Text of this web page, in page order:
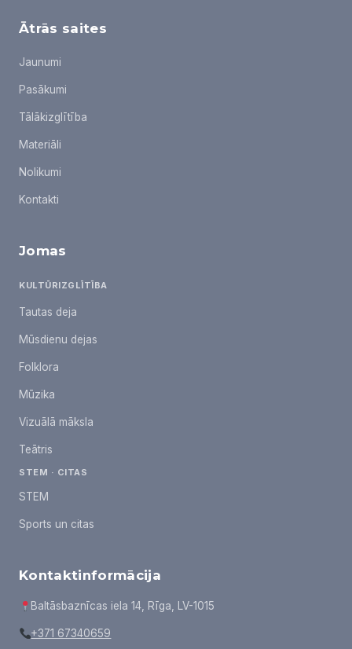
Ātrās saites
Jaunumi
Pasākumi
Tālākizglītība
Materiāli
Nolikumi
Kontakti
Jomas
KULTŪRIZGLĪTĪBA
Tautas deja
Mūsdienu dejas
Folklora
Mūzika
Vizuālā māksla
Teātris
STEM · CITAS
STEM
Sports un citas
Kontaktinformācija
Baltāsbaznīcas iela 14, Rīga, LV-1015
+371 67340659